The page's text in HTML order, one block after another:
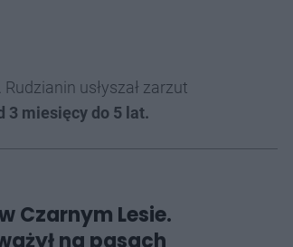
usłyszał zarzut
3 miesięcy do 5 lat.
Czarnym Lesie.
na pasach